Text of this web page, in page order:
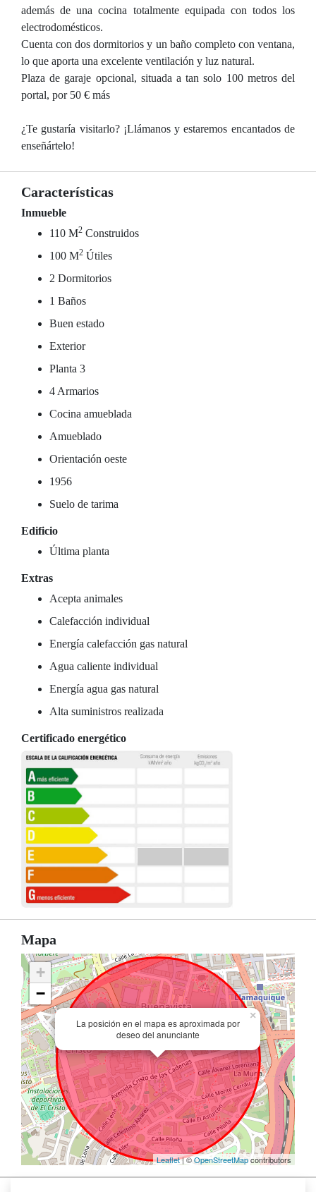
además de una cocina totalmente equipada con todos los
electrodomésticos.
Cuenta con dos dormitorios y un baño completo con ventana,
lo que aporta una excelente ventilación y luz natural.
Plaza de garaje opcional, situada a tan solo 100 metros del
portal, por 50 € más
¿Te gustaría visitarlo? ¡Llámanos y estaremos encantados de
enseñártelo!
Características
Inmueble
110 M2 Construidos
100 M2 Útiles
2 Dormitorios
1 Baños
Buen estado
Exterior
Planta 3
4 Armarios
Cocina amueblada
Amueblado
Orientación oeste
1956
Suelo de tarima
Edificio
Última planta
Extras
Acepta animales
Calefacción individual
Energía calefacción gas natural
Agua caliente individual
Energía agua gas natural
Alta suministros realizada
Certificado energético
Mapa
La posición en el mapa es aproximada por
deseo del anunciante
×
+
−
Leaflet| ©OpenStreetMapcontributors